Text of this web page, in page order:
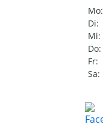
Mo:
Di:
Mi:
Do:
Fr:
Sa: